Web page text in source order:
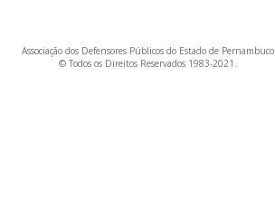
Associação dos Defensores Públicos do Estado de Pernambuco
© Todos os Direitos Reservados 1983-2021.